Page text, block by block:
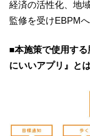
経済の活性化、地
監修を受けEBPM
■本施策で使用す
にいいアプリ』と